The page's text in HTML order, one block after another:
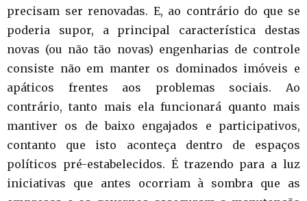
precisam ser renovadas. E, ao contrário do que se
poderia supor, a principal característica destas
novas (ou não tão novas) engenharias de controle
consiste não em manter os dominados imóveis e
apáticos frentes aos problemas sociais. Ao
contrário, tanto mais ela funcionará quanto mais
mantiver os de baixo engajados e participativos,
contanto que isto aconteça dentro de espaços
políticos pré-estabelecidos. É trazendo para a luz
iniciativas que antes ocorriam à sombra que as